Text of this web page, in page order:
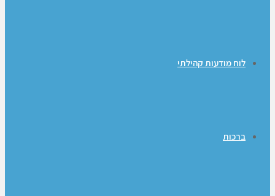
לוח מודעות קהילתי
ברכות